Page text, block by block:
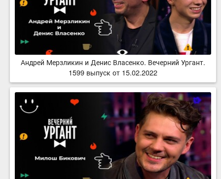
Андрей Мерзликин и Денис Власенко. Вечерний Ургант.
1599 выпуск от 15.02.2022